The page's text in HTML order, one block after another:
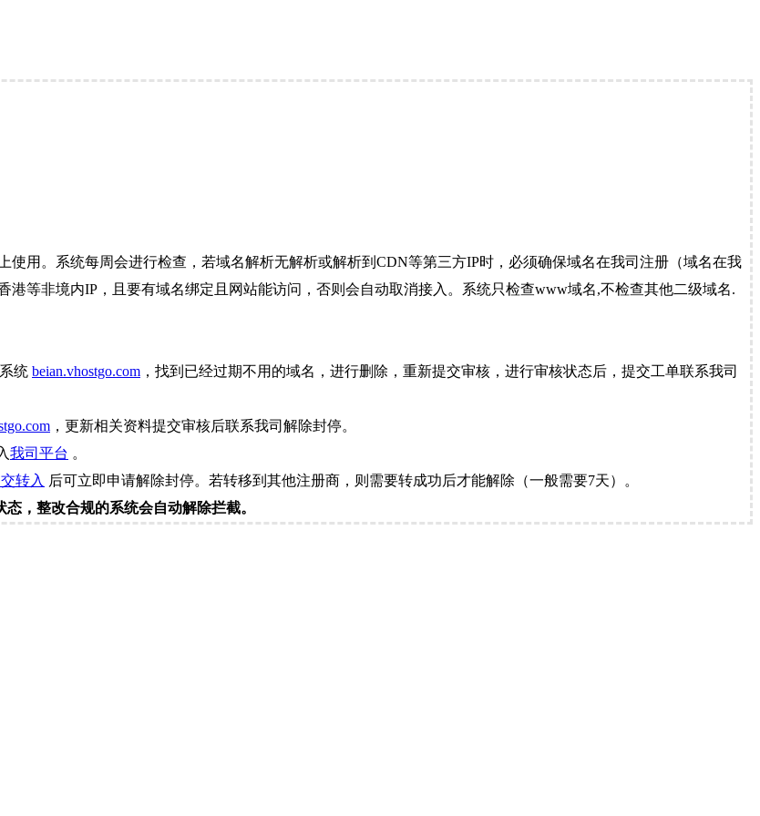
用。系统每周会进行检查，若域名解析无解析或解析到CDN等第三方IP时，必须确保域名在我司注册（域名在我
等非境内IP，且要有域名绑定且网站能访问，否则会自动取消接入。系统只检查www域名,不检查其他二级域名.
统 beian.vhostgo.com ，找到已经过期不用的域名，进行删除，重新提交审核，进行审核状态后，提交工单联系我司
，更新相关资料提交审核后联系我司解除封停。
我司平台 。
转入 后可立即申请解除封停。若转移到其他注册商，则需要转成功后才能解除（一般需要7天）。
，整改合规的系统会自动解除拦截。